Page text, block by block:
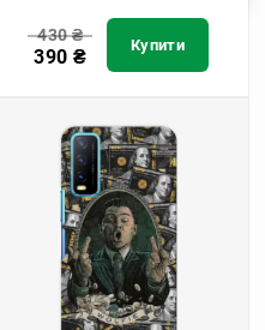
430₴
390 ₴ Купити